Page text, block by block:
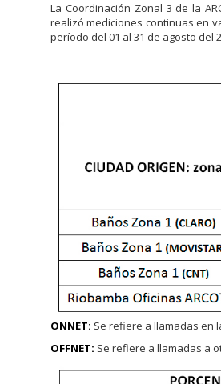
La Coordinación Zonal 3 de la
realizó mediciones continuas en
período del 01 al 31 de agosto del
ONNET: Se refiere a llamadas en
OFFNET: Se refiere a llamadas a